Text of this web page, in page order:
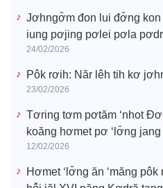
Jơhngơ̆m đon lui đơ̆ng
iung pơjing pơlei pơla
24/02/2026
Pôk rơih: Năr lêh tih kơ
23/02/2026
Tơring tơm pơtăm ‘nhot
koăng hơmet pơ ‘lơ̆ng
12/02/2026
Hơmet ‘lơ̆ng ăn ‘măng